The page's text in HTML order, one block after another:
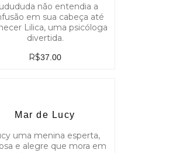
não entendia a
em sua cabeça até
Lilica, uma psicóloga
divertida.
R$37.00
Mar de Lucy
uma menina esperta,
e alegre que mora em